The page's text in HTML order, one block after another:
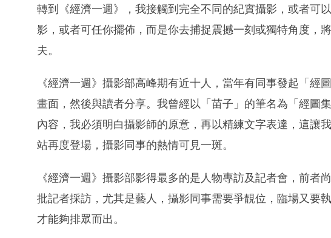
轉到《經濟一週》，我接觸到完全不同的紀實攝影，或者可
影，或者可任你擺佈，而是你去捕捉震撼一刻或獨特角度，
夫。
《經濟一週》攝影部高峰期有近十人，當年有同事發起「經
畫面，然後與讀者分享。我曾經以「苗子」的筆名為「經圖
內容，我必須明白攝影師的原意，再以精練文字表達，這讓
站再度登場，攝影同事的熱情可見一斑。
《經濟一週》攝影部影得最多的是人物專訪及記者會，前者
批記者採訪，尤其是藝人，攝影同事需要爭靚位，臨場又要
才能夠排眾而出。